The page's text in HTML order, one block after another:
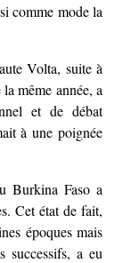
comme mode la
Volta, suite à
même année, a
et de débat
à une poignée
Burkina Faso a
Cet état de fait,
époques mais
successifs, a eu